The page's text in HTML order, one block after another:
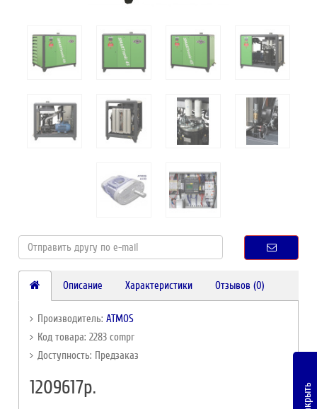
Описание Характеристики Отзывов (0)
Производитель:ATMOS
Код товара: 2283 compr
Доступность: Предзаказ
1209617р. Закрыть